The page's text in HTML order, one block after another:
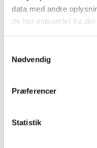
data med andre
de har indsamlet fra
Nødvendig
Præferencer
Statistik
SVÆVERAMME
Uden